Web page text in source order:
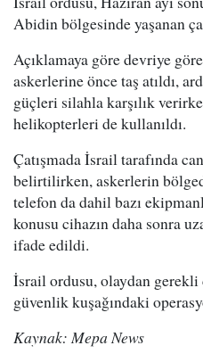
Abidin bölgesinde yaşanan
Açıklamaya göre devriye
askerlerine önce taş atıldı,
güçleri silahla karşılık
helikopterleri de kullanıldı.
Çatışmada İsrail tarafında
belirtilirken, askerlerin
telefon da dahil bazı
konusu cihazın daha sonra
ifade edildi.
İsrail ordusu, olaydan gerekli
güvenlik kuşağındaki
Kaynak: Mepa News